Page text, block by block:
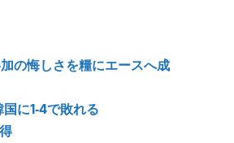
の悔しさを糧にエースへ成
に1‐4で敗れる